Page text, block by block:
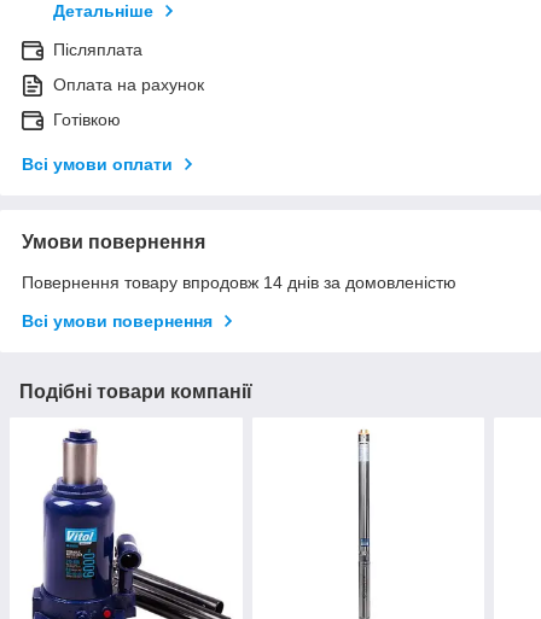
Детальніше
Післяплата
Оплата на рахунок
Готівкою
Всі умови оплати
Умови повернення
Повернення товару впродовж 14 днів за домовленістю
Всі умови повернення
Подібні товари компанії